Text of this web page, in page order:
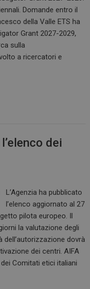
Domande entro il
della Valle ETS ha
Grant 2027-2029,
sulla
a ricercatori e
dei
L’Agenzia ha pubblicato
l’elenco aggiornato al 27
pilota europeo. Il
la valutazione degli
dell’autorizzazione dovrà
dei centri. AIFA
Comitati etici italiani
4
settimane
2 giorni
FORNITORE / DOMINIO
.youtube.com